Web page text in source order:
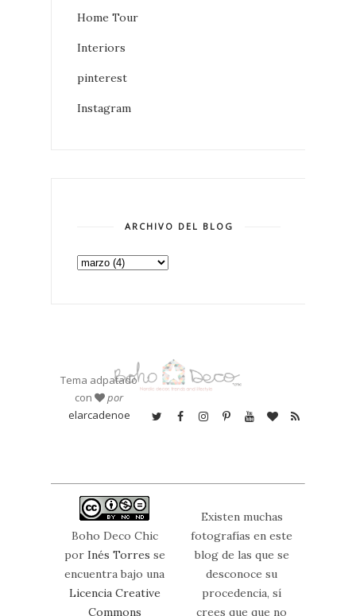
Home Tour
Interiors
pinterest
Instagram
ARCHIVO DEL BLOG
Tema adpatado
con
por
elarcadenoe
Boho Deco Chic
por Inés Torres se
encuentra bajo una
Licencia Creative
Commons
Existen muchas
fotografías en este
blog de las que se
desconoce su
procedencia, sí
crees que que no